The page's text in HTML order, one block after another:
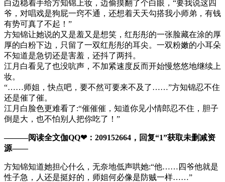
白边稳着手给方知锦上妆，边偷摸翻了个白眼，“要我说这四
爷，对唱戏是狗屁一窍不通，还想着天天勾搭我小师弟，有钱
有势可真了不起！”
方知锦让她说的又是羞又是想笑，红彤彤的一张脸藏在涂的厚
厚的白粉下边，只留了一双红彤彤的耳尖。一双粉嫩的小耳朵
不知道是急切还是害羞，还抖了两抖。
江月白看见了也没吭声，不加紧速度反而开始慢悠悠地继续上
妆。
“……师姐，快点吧，要不然可要来不及了……”方知锦忍不住
还是催了催。
江月白脸色更难看了:“催催催，知道你见小情郎忍不住，胆子
倒是大，也不怕别人把你吃了！”
———阅读全文伽QQ❤：209152664，回复“1”获取未删减资
源—​​​​—
方知锦知道她担心什么，无奈地低声哄她:“他……四爷他就是
性子急，人还是挺好的，师姐何必像是防贼一样……”